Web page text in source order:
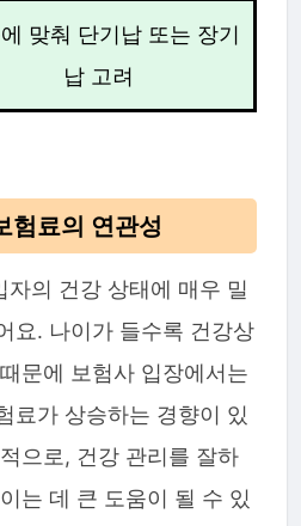
맞춰 단기납 또는 장기
납 고려
험료의 연관성
의 건강 상태에 매우 밀
요. 나이가 들수록 건강상
문에 보험사 입장에서는
료가 상승하는 경향이 있
으로, 건강 관리를 잘하
는 데 큰 도움이 될 수 있